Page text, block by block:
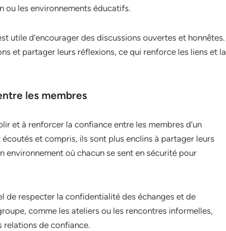
ou les environnements éducatifs.
utile d’encourager des discussions ouvertes et honnêtes.
et partager leurs réflexions, ce qui renforce les liens et la
les membres
et à renforcer la confiance entre les membres d’un
et compris, ils sont plus enclins à partager leurs
environnement où chacun se sent en sécurité pour
de respecter la confidentialité des échanges et de
comme les ateliers ou les rencontres informelles,
relations de confiance.